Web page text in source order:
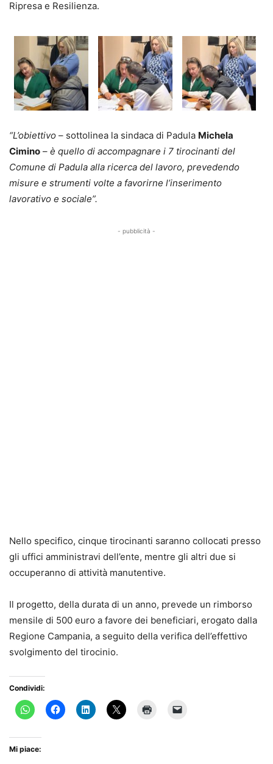
Ripresa e Resilienza.
“L’obiettivo – sottolinea la sindaca di Padula Michela
Cimino – è quello di accompagnare i 7 tirocinanti del
Comune di Padula alla ricerca del lavoro, prevedendo
misure e strumenti volte a favorirne l’inserimento
lavorativo e sociale”.
- pubblicità -
Nello specifico, cinque tirocinanti saranno collocati presso
gli uffici amministravi dell’ente, mentre gli altri due si
occuperanno di attività manutentive.
Il progetto, della durata di un anno, prevede un rimborso
mensile di 500 euro a favore dei beneficiari, erogato dalla
Regione Campania, a seguito della verifica dell’effettivo
svolgimento del tirocinio.
Condividi:
Mi piace: